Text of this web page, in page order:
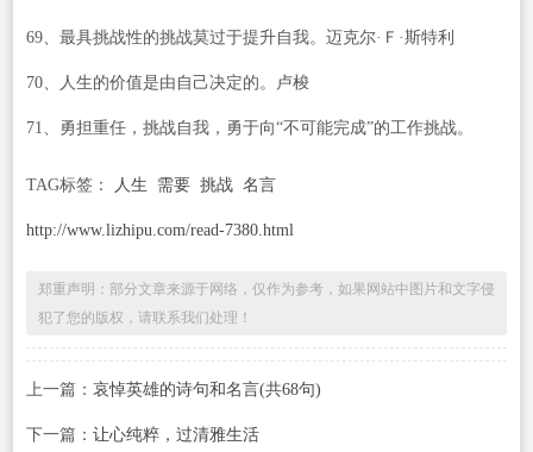
69、最具挑战性的挑战莫过于提升自我。迈克尔·Ｆ·斯特利
70、人生的价值是由自己决定的。卢梭
71、勇担重任，挑战自我，勇于向“不可能完成”的工作挑战。
TAG标签： 人生 需要 挑战 名言
http://www.lizhipu.com/read-7380.html
郑重声明：部分文章来源于网络，仅作为参考，如果网站中图片和文字侵
犯了您的版权，请联系我们处理！
上一篇： 哀悼英雄的诗句和名言(共68句)
下一篇： 让心纯粹，过清雅生活